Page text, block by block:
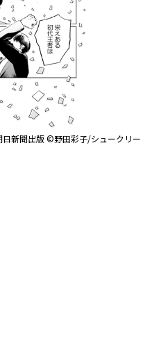
新聞出版 ©野田彩子/シュークリー